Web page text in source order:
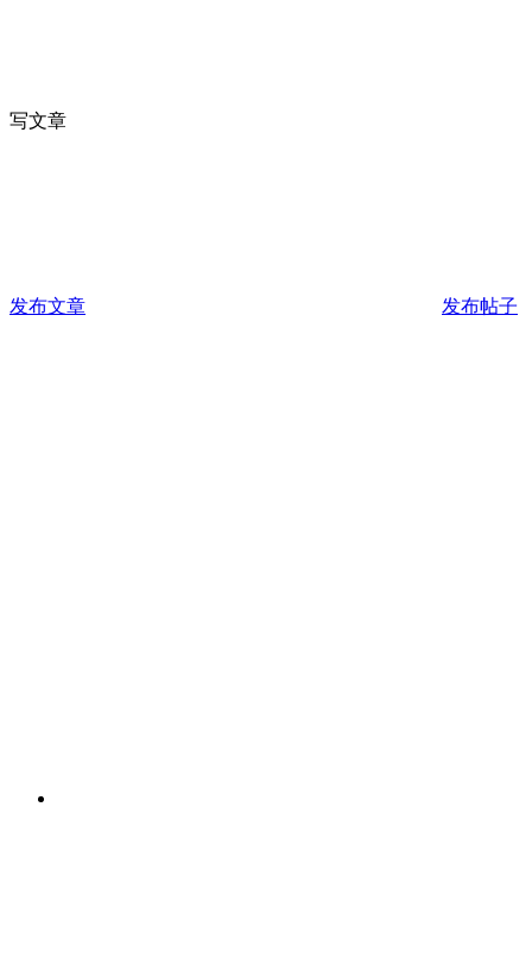
写文章
发布文章 发布帖子